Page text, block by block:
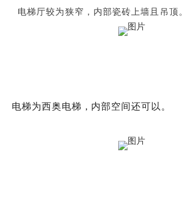
电梯厅较为狭窄，内部瓷砖上墙且吊顶。
电梯为西奥电梯，内部空间还可以。